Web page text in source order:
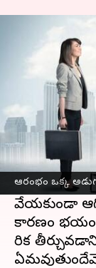
ఆరంభం ఒక్క
ప్రేరణ:
సాగితేనే
Sriram
ఈ వార్తాకథనం ఏంటి
మనుషులకు
వస్తుంది.
వేయాలి.
వేయకుండా
కారణం
కోరిక